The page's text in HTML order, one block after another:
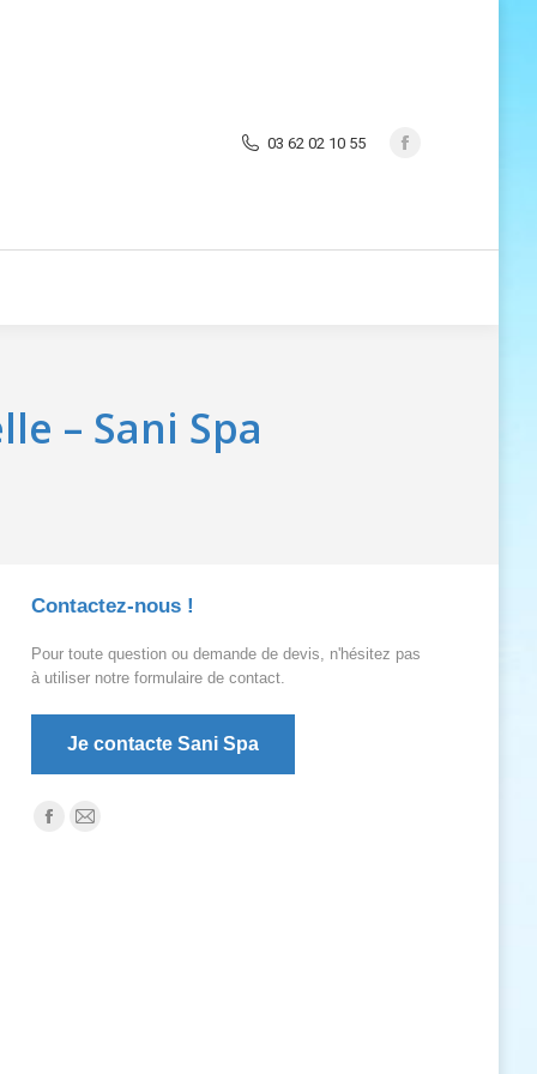
03 62 02 10 55
– Sani Spa
Contactez-nous !
Pour toute question ou demande de devis, n'hésitez pas
à utiliser notre formulaire de contact.
Je contacte Sani Spa
Trouvez nous sur :